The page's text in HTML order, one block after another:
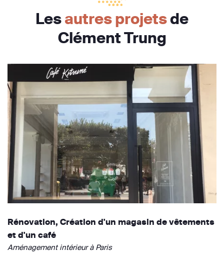
Lesautres projetsde
Clément Trung
Rénovation, Création d'un magasin de vêtements
et d'un café
Aménagement intérieur à Paris